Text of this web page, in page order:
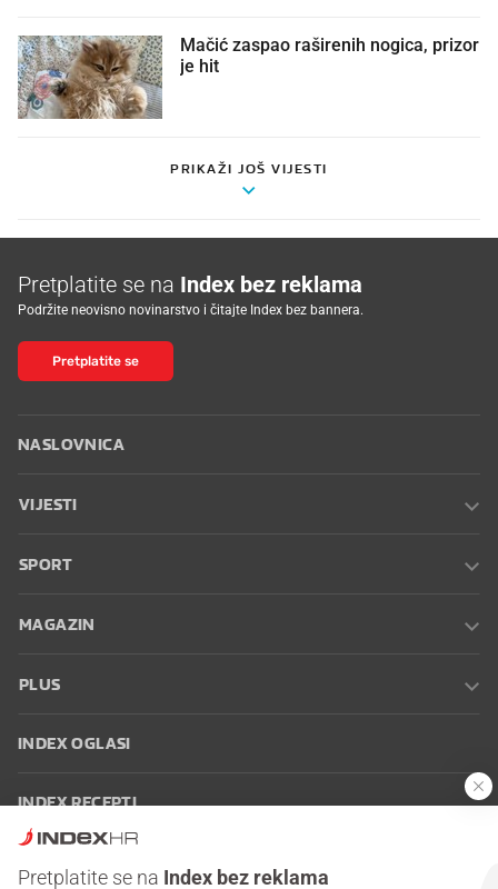
Mačić zaspao raširenih nogica, prizor
je hit
PRIKAŽI JOŠ VIJESTI
Pretplatite se na Index bez reklama
Podržite neovisno novinarstvo i čitajte Index bez bannera.
Pretplatite se
NASLOVNICA
VIJESTI
SPORT
MAGAZIN
PLUS
INDEX OGLASI
INDEX RECEPTI
Pretplatite se na Index bez reklama